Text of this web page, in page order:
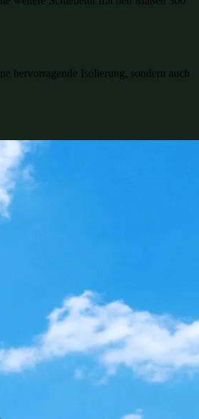
hervorragende Isolierung, sondern auch